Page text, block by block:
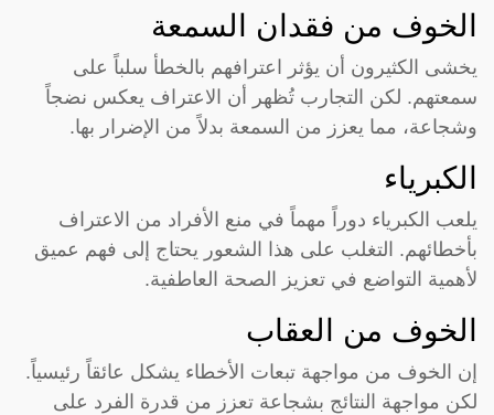
الخوف من فقدان السمعة
يخشى الكثيرون أن يؤثر اعترافهم بالخطأ سلباً على
سمعتهم. لكن التجارب تُظهر أن الاعتراف يعكس نضجاً
وشجاعة، مما يعزز من السمعة بدلاً من الإضرار بها.
الكبرياء
يلعب الكبرياء دوراً مهماً في منع الأفراد من الاعتراف
بأخطائهم. التغلب على هذا الشعور يحتاج إلى فهم عميق
لأهمية التواضع في تعزيز الصحة العاطفية.
الخوف من العقاب
إن الخوف من مواجهة تبعات الأخطاء يشكل عائقاً رئيسياً.
لكن مواجهة النتائج بشجاعة تعزز من قدرة الفرد على